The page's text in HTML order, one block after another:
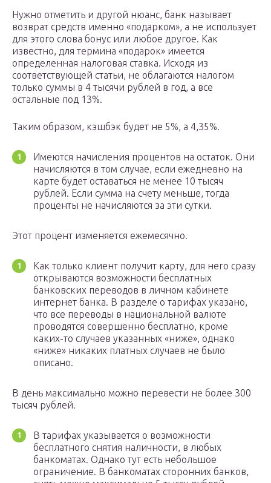
Нужно отметить и другой нюанс, банк называет
возврат средств именно «подарком», а не использует
для этого слова бонус или любое другое. Как
известно, для термина «подарок» имеется
определенная налоговая ставка. Исходя из
соответствующей статьи, не облагаются налогом
только суммы в 4 тысячи рублей в год, а все
остальные под 13%.
Таким образом, кэшбэк будет не 5%, а 4,35%.
Имеются начисления процентов на остаток. Они
начисляются в том случае, если ежедневно на
карте будет оставаться не менее 10 тысяч
рублей. Если сумма на счету меньше, тогда
проценты не начисляются за эти сутки.
Этот процент изменяется ежемесячно.
Как только клиент получит карту, для него сразу
открываются возможности бесплатных
банковских переводов в личном кабинете
интернет банка. В разделе о тарифах указано,
что все переводы в национальной валюте
проводятся совершенно бесплатно, кроме
каких-то случаев указанных «ниже», однако
«ниже» никаких платных случаев не было
описано.
В день максимально можно перевести не более 300
тысяч рублей.
В тарифах указывается о возможности
бесплатного снятия наличности, в любых
банкоматах. Однако тут есть небольшое
ограничение. В банкоматах сторонних банков,